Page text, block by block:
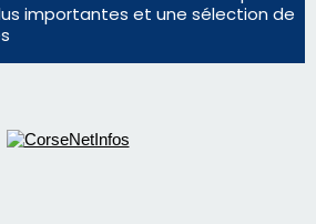
© 2026 corsenetinfos